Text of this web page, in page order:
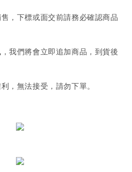
，下標或面交前請務必確認商品
我們將會立即追加商品，到貨後
，無法接受，請勿下單。